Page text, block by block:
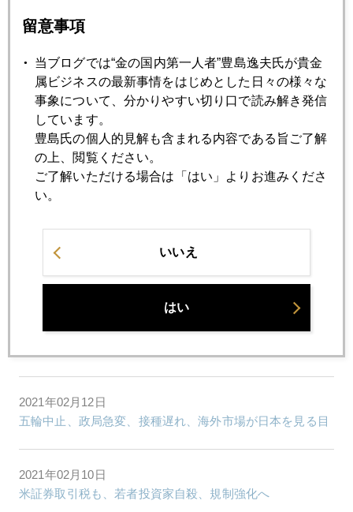
2021年02月19日
ゴールド・スーパーサイクル説
2021年02月18日
金、続落、ビットコイン爆上げの影響も
2021年02月17日
金、１８００ドル割れ
2021年02月16日
金、中国需要の回復鮮明、現地価格にプレミアム
2021年02月15日
2021年02月12日
五輪中止、政局急変、接種遅れ、海外市場が日本を見る目
2021年02月10日
米証券取引税も、若者投資家自殺、規制強化へ
留意事項
当ブログでは“金の国内第一人者”豊島逸夫氏が貴金
属ビジネスの最新事情をはじめとした日々の様々な
事象について、分かりやすい切り口で読み解き発信
しています。
豊島氏の個人的見解も含まれる内容である旨ご了解
の上、閲覧ください。
ご了解いただける場合は「はい」よりお進みくださ
い。
いいえ
はい